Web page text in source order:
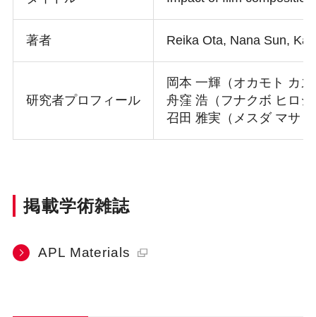
著者 Reika Ota, Nana Sun,
研究者プロフィール
岡本 一輝（オカモト カ
舟窪 浩（フナクボ ヒロ
召田 雅実（メスダ マサ
掲載学術雑誌
APL Materials